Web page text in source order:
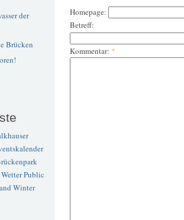
der
Brücken
WetterPublic
Winter
Homepage:
Betreff:
Kommentar: *